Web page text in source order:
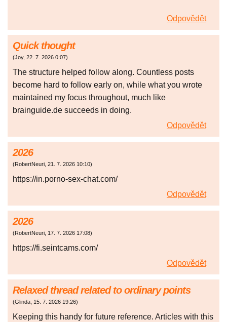
Odpovědět
Quick thought
(Joy, 22. 7. 2026 0:07)
The structure helped follow along. Countless posts
become hard to follow early on, while what you wrote
maintained my focus throughout, much like
brainguide.de succeeds in doing.
Odpovědět
2026
(RobertNeuri, 21. 7. 2026 10:10)
https://in.porno-sex-chat.com/
Odpovědět
2026
(RobertNeuri, 17. 7. 2026 17:08)
https://fi.seintcams.com/
Odpovědět
Relaxed thread related to ordinary points
(Glinda, 15. 7. 2026 19:26)
Keeping this handy for future reference. Articles with this